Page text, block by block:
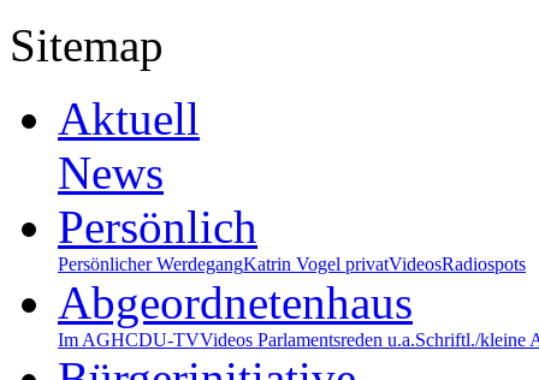
Sitemap
Aktuell
News
Persönlich
Persönlicher WerdegangKatrin Vogel privatVideosRadiospots
Abgeordnetenhaus
Im AGHCDU-TVVideos Parlamentsreden u.a.Schriftl./kleine